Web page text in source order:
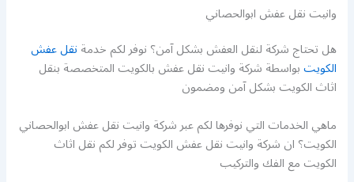
وانيت نقل عفش ابوالحصاني
هل تحتاج شركة لنقل العفش بشكل آمن؟ نوفر لكم خدمةنقل عفش
الكويتبواسطة شركة وانيت نقل عفش بالكويت المتخصصة بنقل
اثاث الكويت بشكل آمن ومضمون
ماهي الخدمات التي نوفرها لكم عبر شركة وانيت نقل عفش ابوالحصاني
الكويت؟ ان شركة وانيت نقل عفش الكويت توفر لكم نقل اثاث
الكويت مع الفك والتركيب